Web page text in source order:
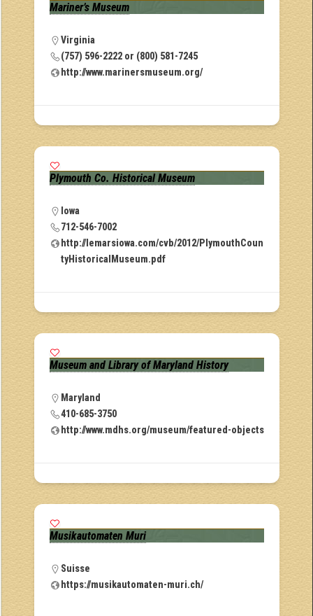
Mariner’s Museum
Virginia
(757) 596-2222 or (800) 581-7245
http://www.marinersmuseum.org/
Plymouth Co. Historical Museum
Iowa
712-546-7002
http://lemarsiowa.com/cvb/2012/PlymouthCoun
tyHistoricalMuseum.pdf
Museum and Library of Maryland History
Maryland
410-685-3750
http://www.mdhs.org/museum/featured-objects
Musikautomaten Muri
Suisse
https://musikautomaten-muri.ch/